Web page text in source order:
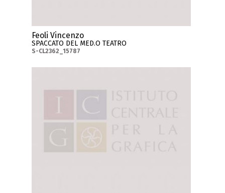
Feoli Vincenzo
SPACCATO DEL MED.O TEATRO
S-CL2362_15787